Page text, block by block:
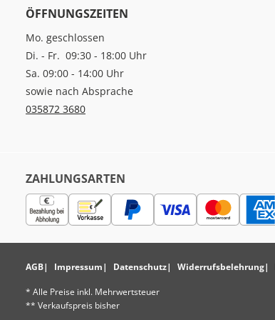
ÖFFNUNGSZEITEN
Mo. geschlossen
Di. - Fr. 09:30 - 18:00 Uhr
Sa. 09:00 - 14:00 Uhr
sowie nach Absprache
035872 3680
ZAHLUNGSARTEN
AGB Impressum Datenschutz Widerrufsbelehrung
* Alle Preise inkl. Mehrwertsteuer
** Verkaufspreis bisher